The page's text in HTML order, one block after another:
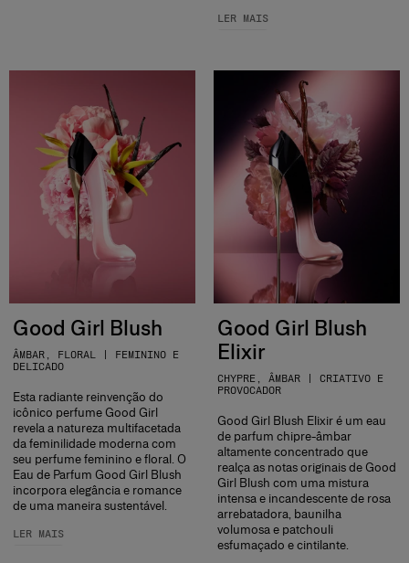
LER MAIS
Good Girl Blush
ÂMBAR, FLORAL | FEMININO E
DELICADO
Esta radiante reinvenção do
icônico perfume Good Girl
revela a natureza multifacetada
da feminilidade moderna com
seu perfume feminino e floral. O
Eau de Parfum Good Girl Blush
incorpora elegância e romance
de uma maneira sustentável.
LER MAIS
Good Girl Blush
Elixir
CHYPRE, ÂMBAR | CRIATIVO E
PROVOCADOR
Good Girl Blush Elixir é um eau
de parfum chipre-âmbar
altamente concentrado que
realça as notas originais de Good
Girl Blush com uma mistura
intensa e incandescente de rosa
arrebatadora, baunilha
volumosa e patchouli
esfumaçado e cintilante.